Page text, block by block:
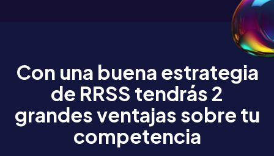
Con una buena estrategia
de RRSS tendrás 2
grandes ventajas sobre tu
competencia